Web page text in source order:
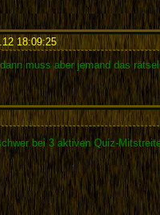
18:09:25:
muss aber jemand das
bei 3 aktiven Quiz-